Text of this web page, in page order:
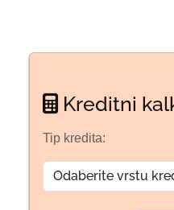
Kreditni
Tip kredita: